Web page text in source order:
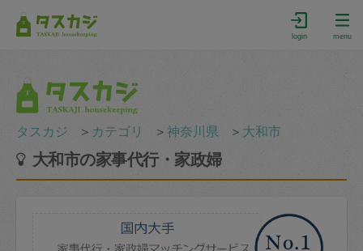
login menu
タスカジ ＞ カテゴリ ＞神奈川県 ＞ 大和市
大和市の家事代行・家政婦